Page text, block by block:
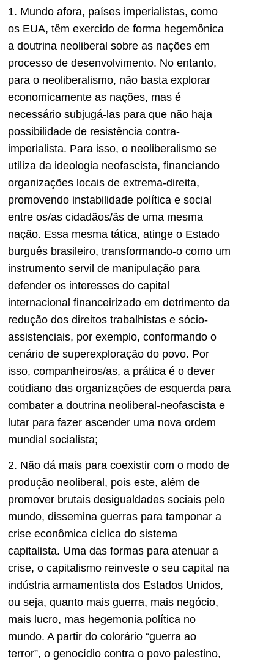
1. Mundo afora, países imperialistas, como
os EUA, têm exercido de forma hegemônica
a doutrina neoliberal sobre as nações em
processo de desenvolvimento. No entanto,
para o neoliberalismo, não basta explorar
economicamente as nações, mas é
necessário subjugá-las para que não haja
possibilidade de resistência contra-
imperialista. Para isso, o neoliberalismo se
utiliza da ideologia neofascista, financiando
organizações locais de extrema-direita,
promovendo instabilidade política e social
entre os/as cidadãos/ãs de uma mesma
nação. Essa mesma tática, atinge o Estado
burguês brasileiro, transformando-o como um
instrumento servil de manipulação para
defender os interesses do capital
internacional financeirizado em detrimento da
redução dos direitos trabalhistas e sócio-
assistenciais, por exemplo, conformando o
cenário de superexploração do povo. Por
isso, companheiros/as, a prática é o dever
cotidiano das organizações de esquerda para
combater a doutrina neoliberal-neofascista e
lutar para fazer ascender uma nova ordem
mundial socialista;
2. Não dá mais para coexistir com o modo de
produção neoliberal, pois este, além de
promover brutais desigualdades sociais pelo
mundo, dissemina guerras para tamponar a
crise econômica cíclica do sistema
capitalista. Uma das formas para atenuar a
crise, o capitalismo reinveste o seu capital na
indústria armamentista dos Estados Unidos,
ou seja, quanto mais guerra, mais negócio,
mais lucro, mas hegemonia política no
mundo. A partir do colorário “guerra ao
terror”, o genocídio contra o povo palestino,